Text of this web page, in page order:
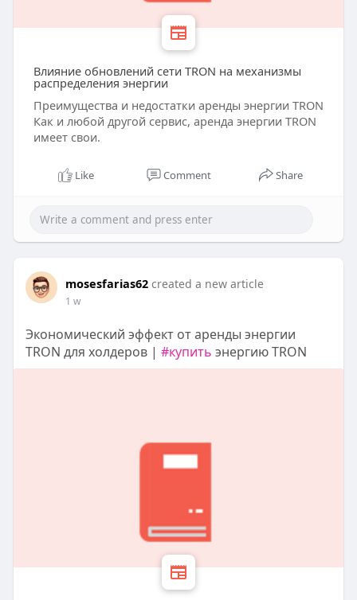
Влияние обновлений сети TRON на механизмы
распределения энергии
Преимущества и недостатки аренды энергии TRON
Как и любой другой сервис, аренда энергии TRON
имеет свои.
Like Comment Share
mosesfarias62 created a new article
1 w
Экономический эффект от аренды энергии
TRON для холдеров | #купить энергию TRON